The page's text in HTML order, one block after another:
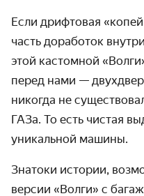
Если дрифтовая
часть доработок
этой кастомной
перед нами —
никогда не
ГАЗа. То есть чистая
уникальной машины.
Знатоки истории,
версии «Волги» с